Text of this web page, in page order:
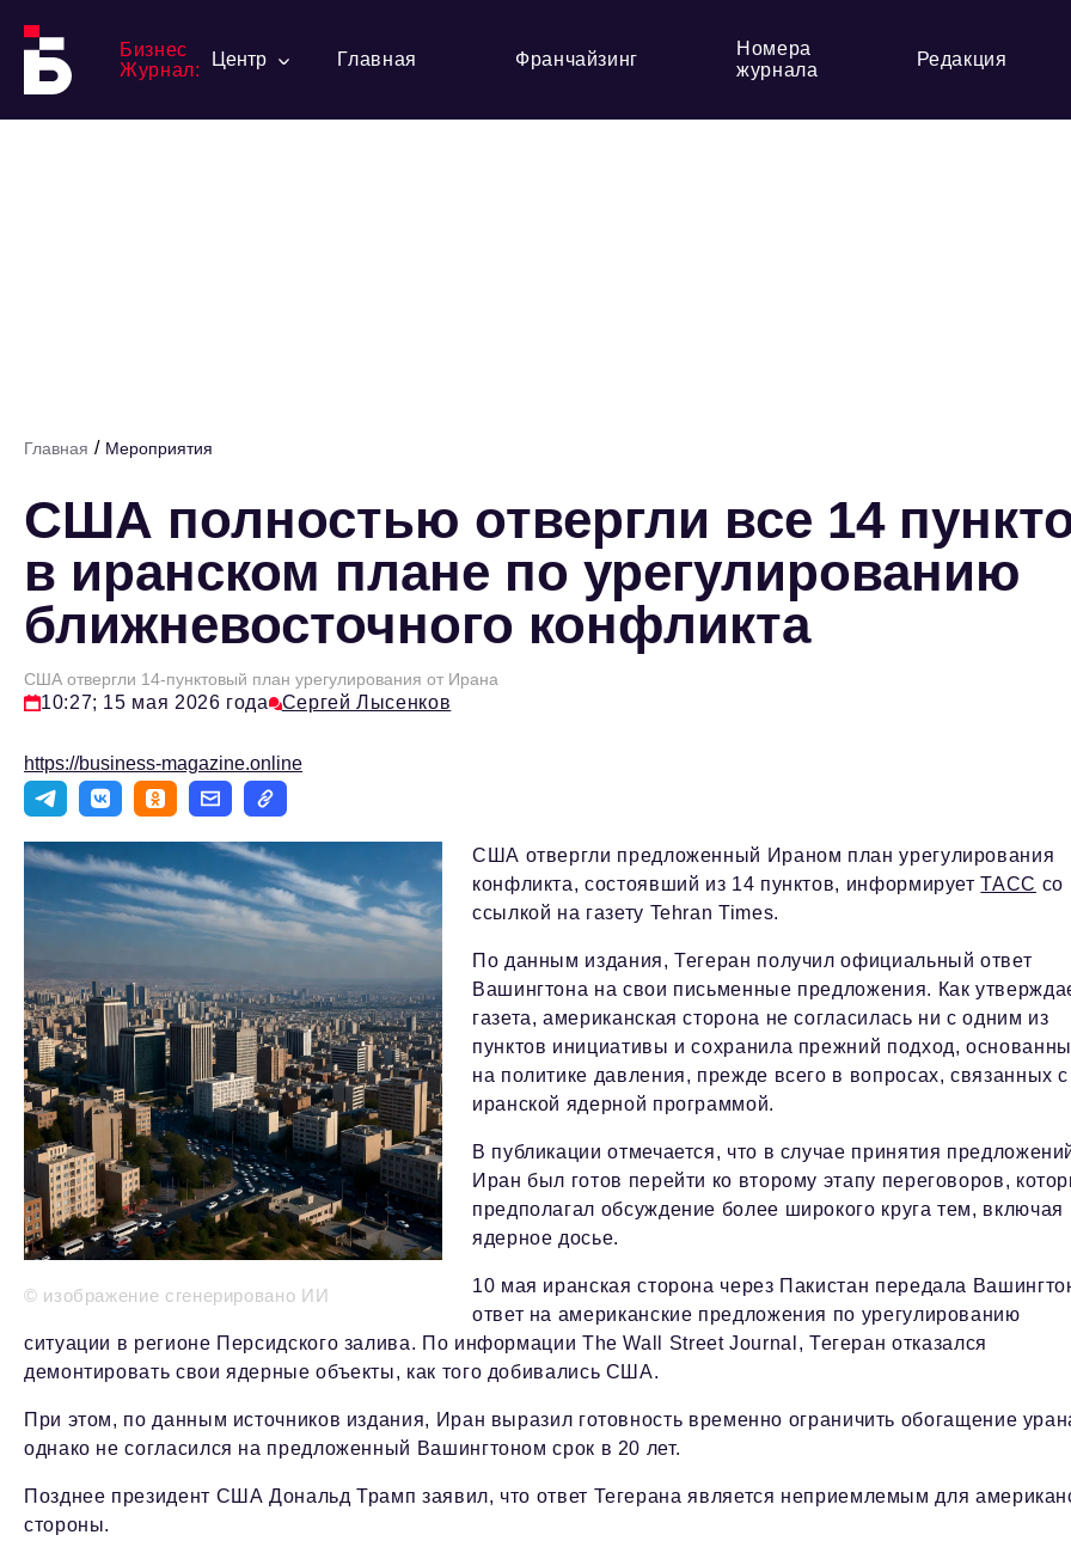
Бизнес
Журнал:
Центр Главная Франчайзинг
Номера
журнала
Редакция
Главная / Мероприятия
США полностью отвергли все 14
в иранском плане по урегулированию
ближневосточного конфликта
США отвергли 14-пунктовый план урегулирования от Ирана
10:27; 15 мая 2026 года Сергей Лысенков
https://business-magazine.online
© изображение сгенерировано ИИ
США отвергли предложенный Ираном план урегулирования
конфликта, состоявший из 14 пунктов, информируетТАСС со
ссылкой на газету Tehran Times.
По данным издания, Тегеран получил официальный ответ
Вашингтона на свои письменные предложения. Как
газета, американская сторона не согласилась ни с одним из
пунктов инициативы и сохранила прежний подход,
на политике давления, прежде всего в вопросах, связанных с
иранской ядерной программой.
В публикации отмечается, что в случае принятия
Иран был готов перейти ко второму этапу переговоров,
предполагал обсуждение более широкого круга тем, включая
ядерное досье.
10 мая иранская сторона через Пакистан передала
ответ на американские предложения по урегулированию
ситуации в регионе Персидского залива. По информации The Wall Street Journal, Тегеран отказался
демонтировать свои ядерные объекты, как того добивались США.
При этом, по данным источников издания, Иран выразил готовность временно ограничить обогащение
однако не согласился на предложенный Вашингтоном срок в 20 лет.
Позднее президент США Дональд Трамп заявил, что ответ Тегерана является неприемлемым для
стороны.